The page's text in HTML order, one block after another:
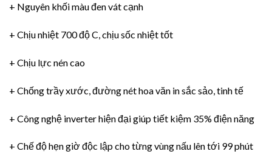
+ Nguyên khối màu đen vát cạnh
+ Chịu nhiệt 700 độ C, chịu sốc nhiệt tốt
+ Chịu lực nén cao
+ Chống trầy xước, đường nét hoa văn in sắc sảo, tinh tế
+ Công nghệ inverterhiện đại giúp tiết kiệm 35% điện năng
+ Chế độ hẹn giờ độc lập cho từng vùng nấu lên tới 99 phút